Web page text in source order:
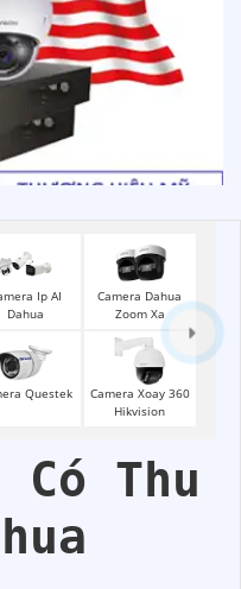
Ip AI
Dahua
Camera Dahua
Zoom Xa
Questek
Camera Xoay 360
Hikvision
Có Thu